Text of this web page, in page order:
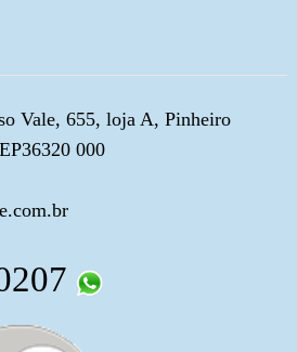
Vale, 655, loja A, Pinheiro
000